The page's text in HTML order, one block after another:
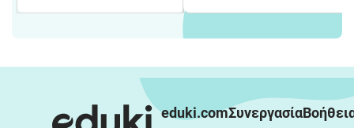
eduki.comΣυνεργασία